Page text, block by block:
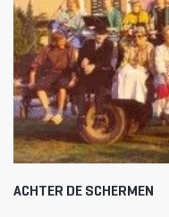
ACHTER DE SCHERMEN